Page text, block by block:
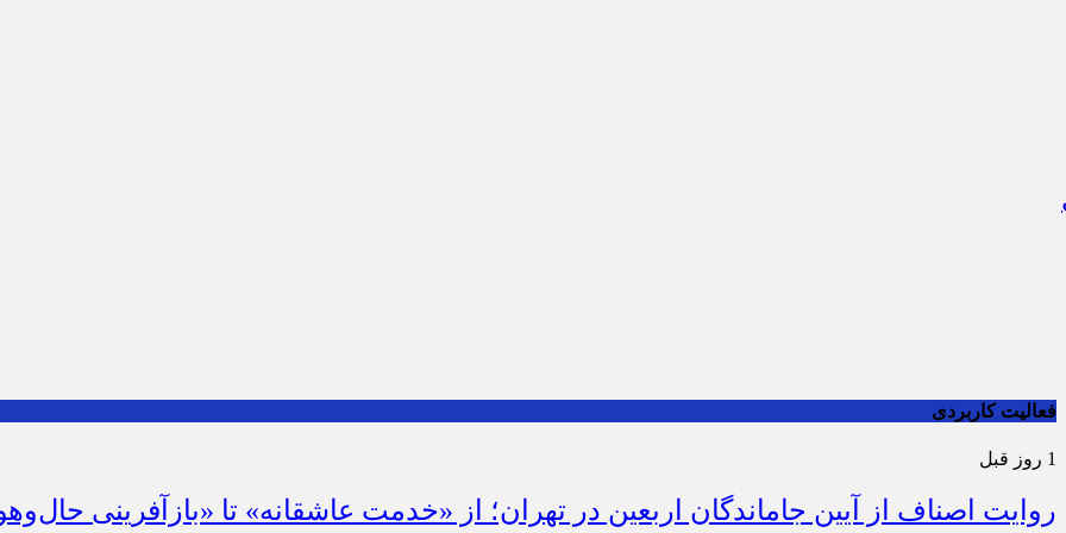
فعالیت کاربردی
1 روز قبل
روایت اصناف از آیین جاماندگان اربعین در تهران؛ از «خدمت عاشقانه» تا «بازآفرینی